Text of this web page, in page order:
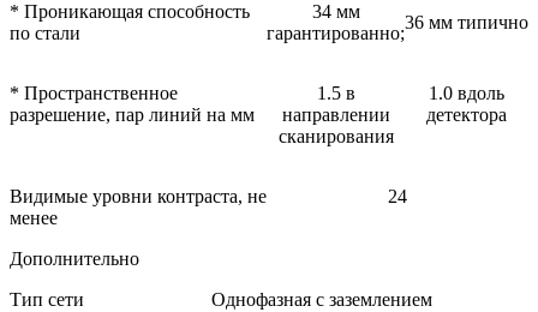
* Проникающая способность
по стали
34 мм
гарантированно;
36 мм типично
* Пространственное
разрешение, пар линий на мм
1.5 в
направлении
сканирования
1.0 вдоль
детектора
Видимые уровни контраста, не
менее
24
Дополнительно
Тип сети
Однофазная с заземлением